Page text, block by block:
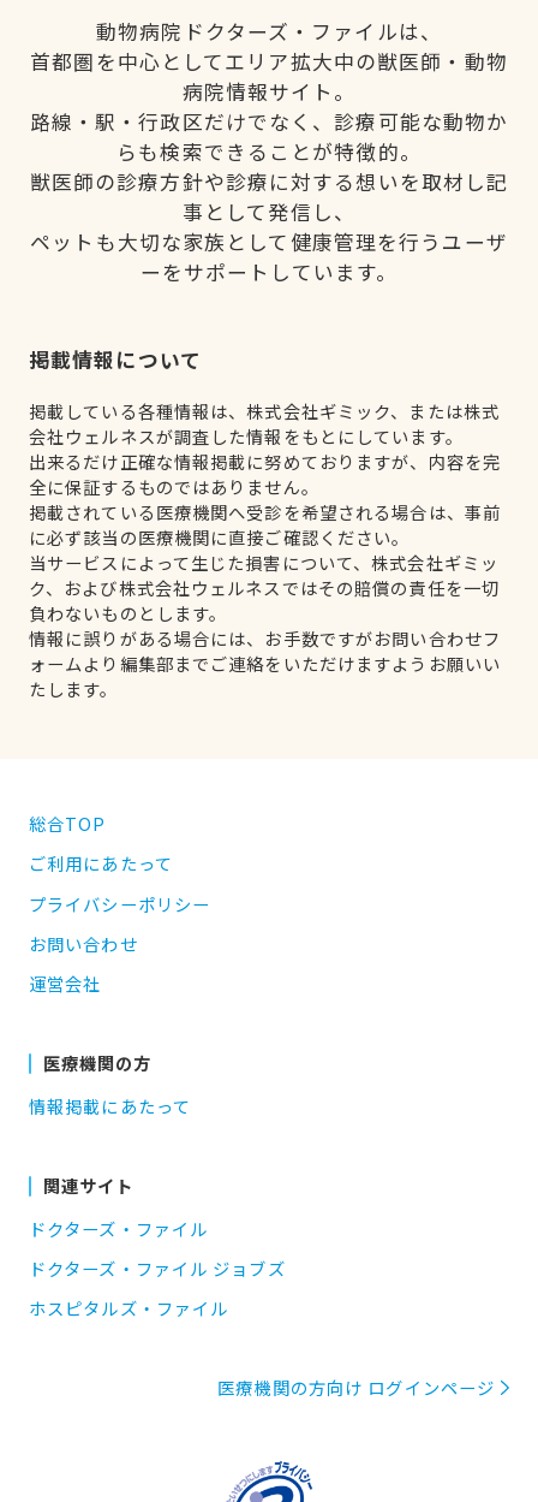
動物病院ドクターズ・ファイルは、
首都圏を中心としてエリア拡大中の獣医師・動物
病院情報サイト。
路線・駅・行政区だけでなく、診療可能な動物か
らも検索できることが特徴的。
獣医師の診療方針や診療に対する想いを取材し記
事として発信し、
ペットも大切な家族として健康管理を行うユーザ
ーをサポートしています。
掲載情報について
掲載している各種情報は、株式会社ギミック、または株式
会社ウェルネスが調査した情報をもとにしています。
出来るだけ正確な情報掲載に努めておりますが、内容を完
全に保証するものではありません。
掲載されている医療機関へ受診を希望される場合は、事前
に必ず該当の医療機関に直接ご確認ください。
当サービスによって生じた損害について、株式会社ギミッ
ク、および株式会社ウェルネスではその賠償の責任を一切
負わないものとします。
情報に誤りがある場合には、お手数ですがお問い合わせフ
ォームより編集部までご連絡をいただけますようお願いい
たします。
総合TOP
ご利用にあたって
プライバシーポリシー
お問い合わせ
運営会社
医療機関の方
情報掲載にあたって
関連サイト
ドクターズ・ファイル
ドクターズ・ファイル ジョブズ
ホスピタルズ・ファイル
医療機関の方向け ログインページ